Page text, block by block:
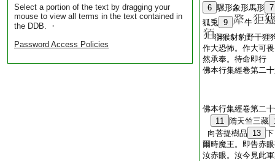
Select a portion of the text by dragging your
mouse to view all terms in the text contained in
the DDB. ・
Password Access Policies
6 騾形象形馬形 7
狐兎 9
牛
獼猴豺豹野干狸
作大恐怖。作大可
然承奉。待命即行
佛本行集經卷第二
佛本行集經卷第二
11 隋天竺三藏
向菩提樹品
13 下
爾時魔王。即告赤
汝赤眼。汝今見此